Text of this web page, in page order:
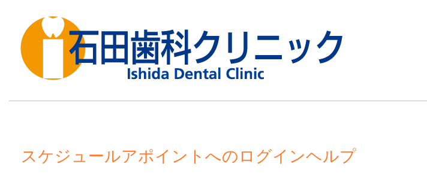
スケジュールアポイントへのログインヘルプ